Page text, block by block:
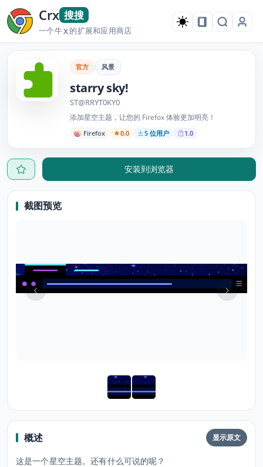
Crx 搜搜
一个牛X的扩展和应用商店
官方 风景
starry sky!
ST@RRYT0KY0
添加星空主题，让您的 Firefox 体验更加明亮！
Firefox 0.0 5 位用户 1.0
安装到浏览器
截图预览
概述 显示原文
这是一个星空主题。还有什么可说的呢？